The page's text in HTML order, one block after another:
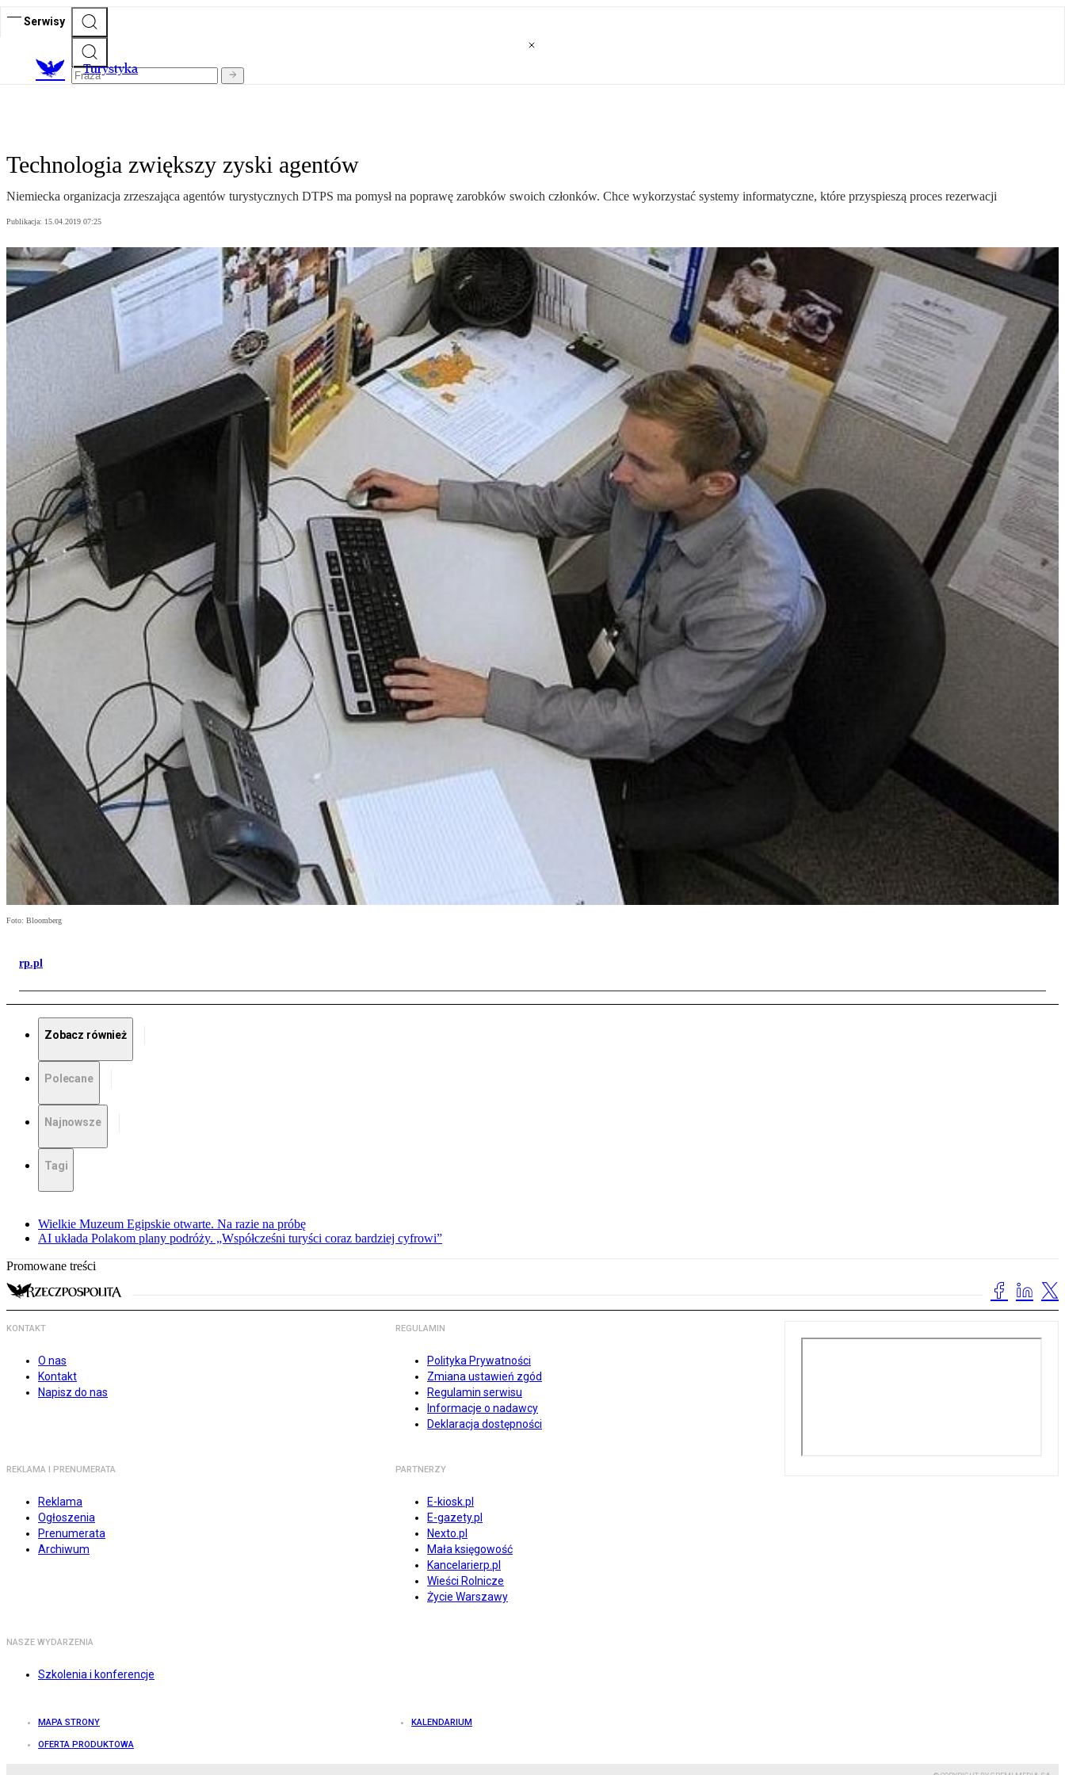
Serwisy
Turystyka
Technologia zwiększy zyski agentów
Niemiecka organizacja zrzeszająca agentów turystycznych DTPS ma pomysł na poprawę zarobków swoich członków. Chce wykorzystać systemy informatyczne, które przyspieszą proces rezerwacji
Publikacja: 15.04.2019 07:25
Foto: Bloomberg
rp.pl
Zobacz również
Polecane
Najnowsze
Tagi
Wielkie Muzeum Egipskie otwarte. Na razie na próbę
AI układa Polakom plany podróży. „Współcześni turyści coraz bardziej cyfrowi”
Promowane treści
KONTAKT
O nas
Kontakt
Napisz do nas
REGULAMIN
Polityka Prywatności
Zmiana ustawień zgód
Regulamin serwisu
Informacje o nadawcy
Deklaracja dostępności
REKLAMA I PRENUMERATA
Reklama
Ogłoszenia
Prenumerata
Archiwum
PARTNERZY
E-kiosk.pl
E-gazety.pl
Nexto.pl
Mała księgowość
Kancelarierp.pl
Wieści Rolnicze
Życie Warszawy
NASZE WYDARZENIA
Szkolenia i konferencje
MAPA STRONY KALENDARIUM
OFERTA PRODUKTOWA